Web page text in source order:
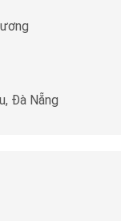
Đà Nẵng